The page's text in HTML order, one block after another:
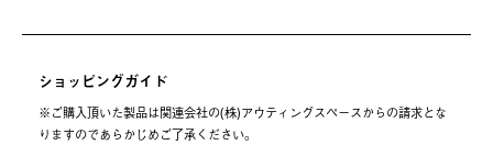
ショッピングガイド
※ご購⼊頂いた製品は関連会社の(株)アウティングスペースからの請求とな
りますのであらかじめご了承ください。